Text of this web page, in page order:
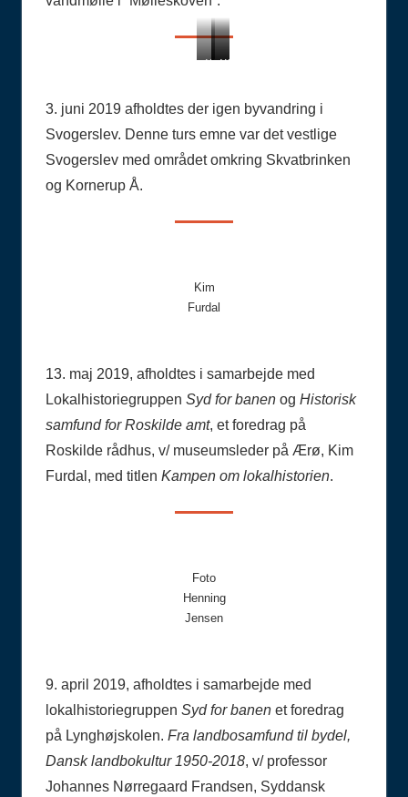
Jensen
ved
6.
Henning
Jensen
ved
Jensen
ved
Foto
Henning
3. juni 2019 afholdtes der igen byvandring i
Svogerslev. Denne turs emne var det vestlige
Svogerslev med området omkring Skvatbrinken
og Kornerup Å.
Kim
Furdal
13. maj 2019, afholdtes i samarbejde med
Lokalhistoriegruppen Syd for banenog Historisk
samfund for Roskilde amt, et foredrag på
Roskilde rådhus, v/ museumsleder på Ærø, Kim
Furdal, med titlen Kampen om lokalhistorien.
Foto
Henning
Jensen
9. april 2019, afholdtes i samarbejde med
lokalhistoriegruppen Syd for banen et foredrag
på Lynghøjskolen. Fra landbosamfund til bydel,
Dansk landbokultur 1950-2018, v/ professor
Johannes Nørregaard Frandsen, Syddansk